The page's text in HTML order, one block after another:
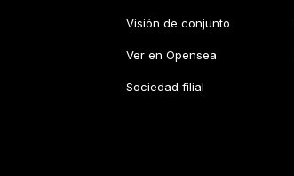
Visión de conjunto
Ver en Opensea
Sociedad filial